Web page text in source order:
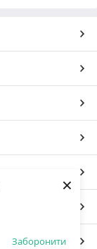
Заборонити
×